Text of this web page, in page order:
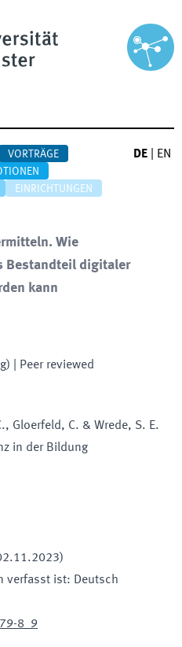
VORTRÄGE
EINRICHTUNGEN
DE EN
Wie
Bestandteil digitaler
kann
| Peer reviewed
Gloerfeld, C. & Wrede, S. E.
in der Bildung
verfasst ist: Deutsch
8_9